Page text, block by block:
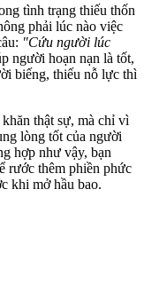
tình trạng thiếu thốn
phải lúc nào việc
"Cứu người lúc
người hoạn nạn là tốt,
biếng, thiếu nỗ lực thì
thật sự, mà chỉ vì
lòng tốt của người
hợp như vậy, bạn
rước thêm phiền phức
khi mở hầu bao.